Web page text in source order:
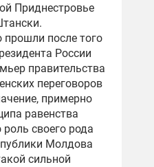
Приднестровье
.
после того
России
правительства
переговоров
примерно
равенства
своего рода
Молдова
сильной